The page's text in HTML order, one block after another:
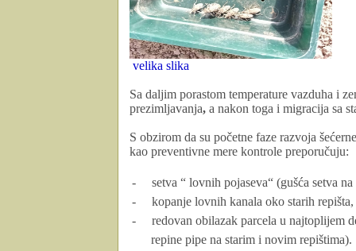
velika slika
Sa daljim porastom temperature vazduha i
prezimljavanja, a nakon toga i migracija sa
S obzirom da su početne faze razvoja
kao preventivne mere kontrole preporučuju:
-
setva “ lovnih pojaseva“ (gušća setva
-
kopanje lovnih kanala oko starih repišta,
-
redovan obilazak parcela u najtoplijem
repine pipe na starim i novim repištima).